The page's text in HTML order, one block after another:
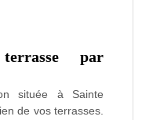
par
située à Sainte
de vos terrasses.